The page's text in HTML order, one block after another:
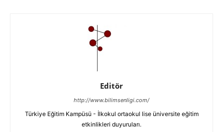
Editör
http://www.bilimsenligi.com/
Türkiye Eğitim Kampüsü - İlkokul ortaokul lise üniversite eğitim
etkinlikleri duyuruları.